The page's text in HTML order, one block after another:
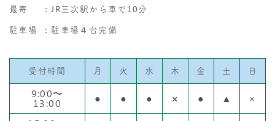
最寄
：JR三次駅から車で10分
駐車場
：駐車場４台完備
受付時間 月 火 水 木 金 土 日
9:00〜
13:00 ● ● ● × ● ▲
×